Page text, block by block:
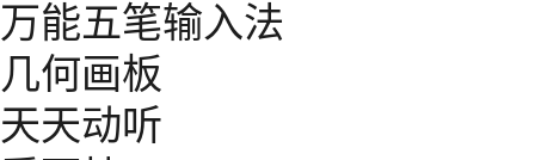
万能五笔输入法
几何画板
天天动听